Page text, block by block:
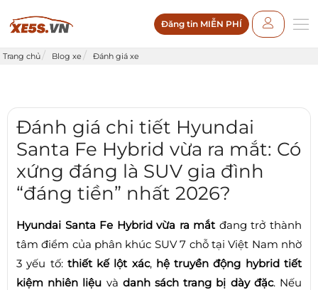
Đăng tin MIỄN PHÍ
Trang chủ Blog xe Đánh giá xe
Đánh giá chi tiết Hyundai
Santa Fe Hybrid vừa ra mắt: Có
xứng đáng là SUV gia đình
“đáng tiền” nhất 2026?
Hyundai Santa Fe Hybrid vừa ra mắtđang trở thành
tâm điểm của phân khúc SUV 7 chỗ tại Việt Nam nhờ
3 yếu tố: thiết kế lột xác, hệ truyền động hybrid tiết
kiệm nhiên liệu và danh sách trang bị dày đặc. Nếu